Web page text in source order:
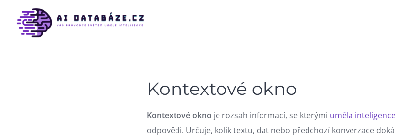
content
Kontextové okno
Kontextové okno je rozsah informací, se kterými umělá inteligence
odpovědi. Určuje, kolik textu, dat nebo předchozí konverzace